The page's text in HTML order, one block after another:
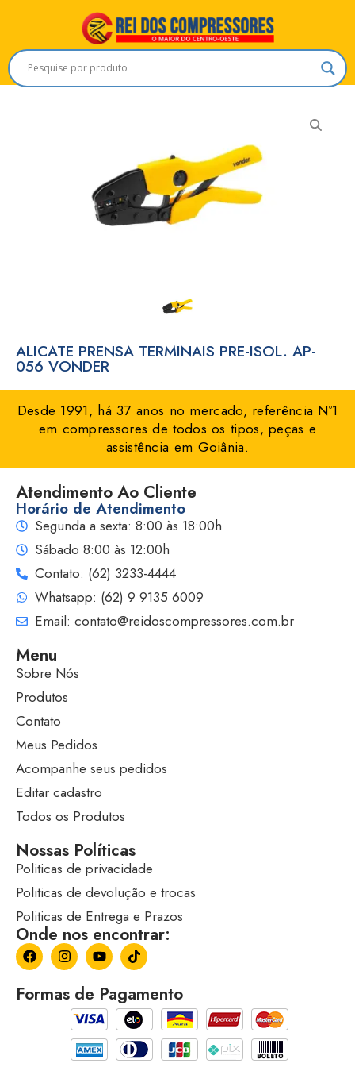
ALICATE PRENSA TERMINAIS PRE-ISOL. AP-
056 VONDER
Desde 1991, há 37 anos no mercado, referência Nº1
em compressores de todos os tipos, peças e
assistência em Goiânia.
Atendimento Ao Cliente
Horário de Atendimento
Segunda a sexta: 8:00 às 18:00h
Sábado 8:00 às 12:00h
Contato: (62) 3233-4444
Whatsapp: (62) 9 9135 6009
Email: contato@reidoscompressores.com.br
Menu
Sobre Nós
Produtos
Contato
Meus Pedidos
Acompanhe seus pedidos
Editar cadastro
Todos os Produtos
Nossas Políticas
Politicas de privacidade
Politicas de devolução e trocas
Politicas de Entrega e Prazos
Onde nos encontrar:
Formas de Pagamento